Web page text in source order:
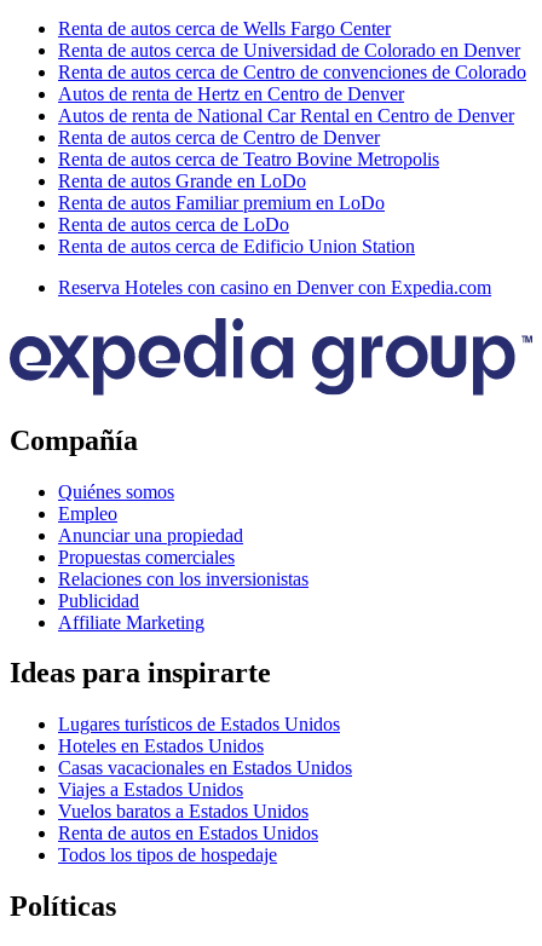
Renta de autos cerca de Wells Fargo Center
Renta de autos cerca de Universidad de Colorado en Denver
Renta de autos cerca de Centro de convenciones de Colorado
Autos de renta de Hertz en Centro de Denver
Autos de renta de National Car Rental en Centro de Denver
Renta de autos cerca de Centro de Denver
Renta de autos cerca de Teatro Bovine Metropolis
Renta de autos Grande en LoDo
Renta de autos Familiar premium en LoDo
Renta de autos cerca de LoDo
Renta de autos cerca de Edificio Union Station
Reserva Hoteles con casino en Denver con Expedia.com
Compañía
Quiénes somos
Empleo
Anunciar una propiedad
Propuestas comerciales
Relaciones con los inversionistas
Publicidad
Affiliate Marketing
Ideas para inspirarte
Lugares turísticos de Estados Unidos
Hoteles en Estados Unidos
Casas vacacionales en Estados Unidos
Viajes a Estados Unidos
Vuelos baratos a Estados Unidos
Renta de autos en Estados Unidos
Todos los tipos de hospedaje
Políticas